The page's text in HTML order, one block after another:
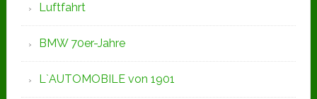
Luftfahrt
BMW 70er-Jahre
L`AUTOMOBILE von 1901